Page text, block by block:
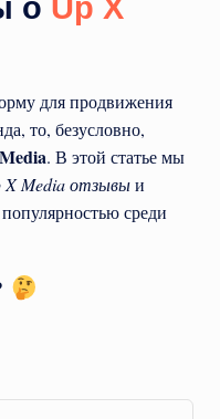
о Up X
для продвижения
то, безусловно,
. В этой статье мы
X Media отзывыи
среди